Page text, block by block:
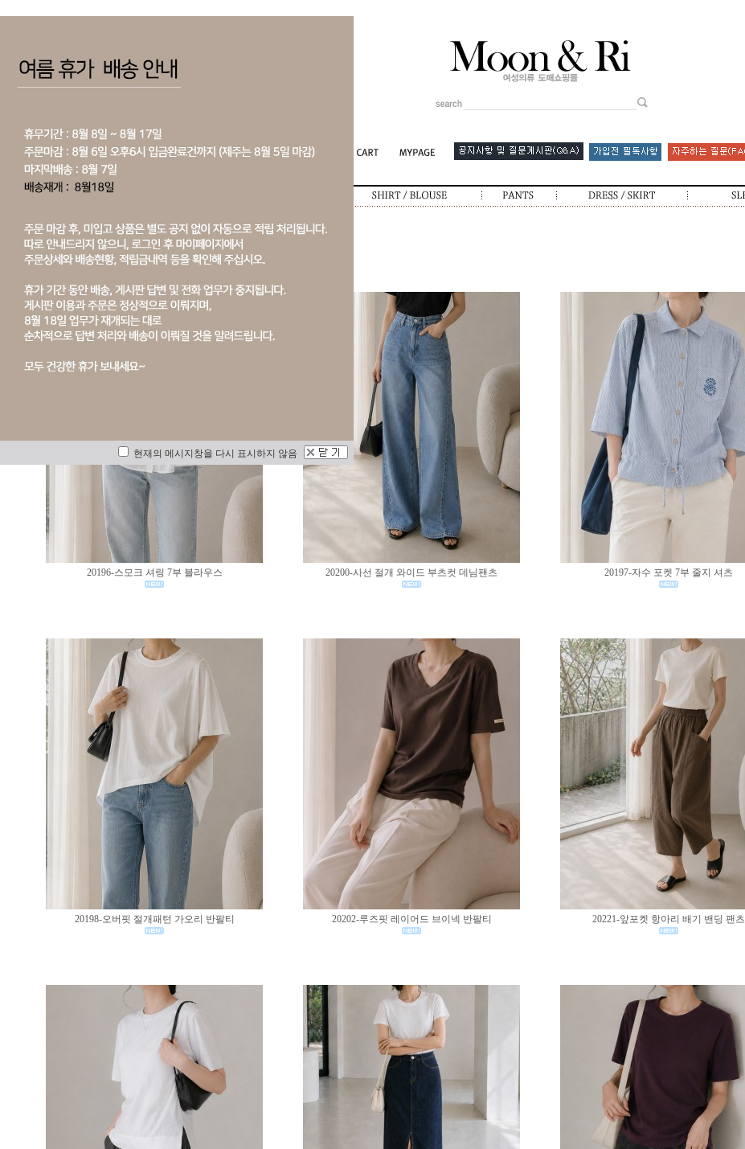
20196-스모크 셔링 7부 블라우스 20200-사선 절개 와이드 부츠컷 데님팬츠 20197-자수 포켓 7부 줄지 셔츠
20198-오버핏 절개패턴 가오리 반팔티 20202-루즈핏 레이어드 브이넥 반팔티 20221-앞포켓 항아리 배기 밴딩 팬츠
현재의 메시지창을 다시 표시하지 않음